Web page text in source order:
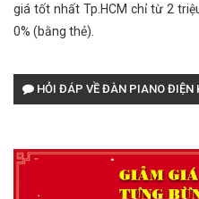
giá tốt nhất Tp.HCM chỉ từ 2
0% (bằng thẻ).
HỎI ĐÁP VỀ ĐÀN PIANO ĐIỆN